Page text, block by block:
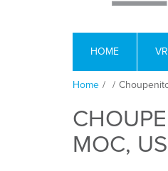
HOME
Home / /
MOC,